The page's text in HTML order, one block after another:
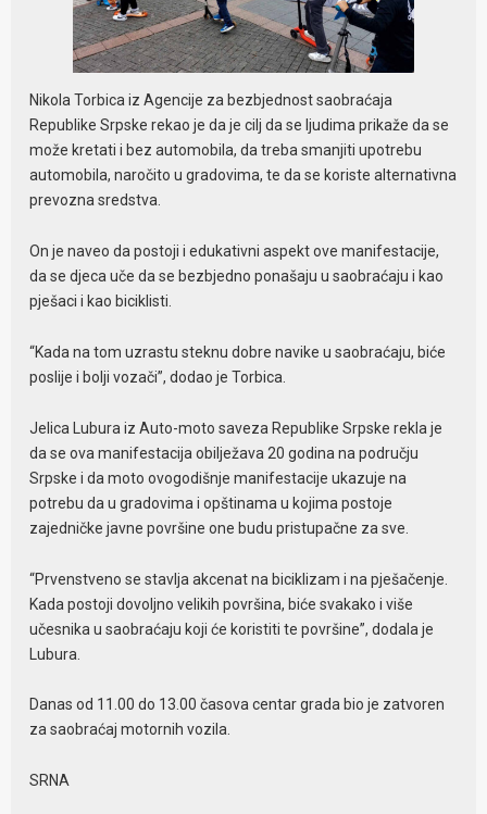
Nikola Torbica iz Agencije za bezbjednost saobraćaja
Republike Srpske rekao je da je cilj da se ljudima prikaže da se
može kretati i bez automobila, da treba smanjiti upotrebu
automobila, naročito u gradovima, te da se koriste alternativna
prevozna sredstva.
On je naveo da postoji i edukativni aspekt ove manifestacije,
da se djeca uče da se bezbjedno ponašaju u saobraćaju i kao
pješaci i kao biciklisti.
“Kada na tom uzrastu steknu dobre navike u saobraćaju, biće
poslije i bolji vozači”, dodao je Torbica.
Jelica Lubura iz Auto-moto saveza Republike Srpske rekla je
da se ova manifestacija obilježava 20 godina na području
Srpske i da moto ovogodišnje manifestacije ukazuje na
potrebu da u gradovima i opštinama u kojima postoje
zajedničke javne površine one budu pristupačne za sve.
“Prvenstveno se stavlja akcenat na biciklizam i na pješačenje.
Kada postoji dovoljno velikih površina, biće svakako i više
učesnika u saobraćaju koji će koristiti te površine”, dodala je
Lubura.
Danas od 11.00 do 13.00 časova centar grada bio je zatvoren
za saobraćaj motornih vozila.
SRNA